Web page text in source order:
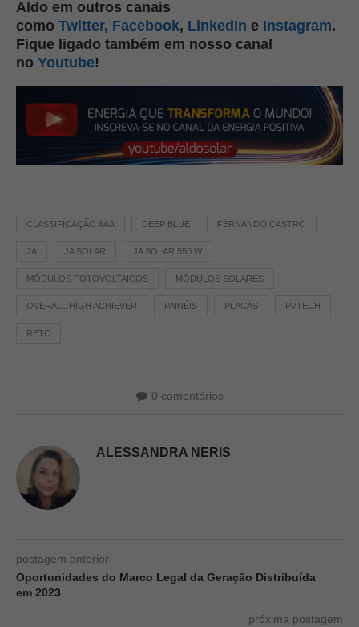
Aldo em outros canais
como Twitter, Facebook, LinkedIn e Instagram.
Fique ligado também em nosso canal
no Youtube!
CLASSIFICAÇÃO AAA DEEP BLUE FERNANDO CASTRO
JA JA SOLAR JA SOLAR 550 W
MÓDULOS FOTOVOLTAICOS MÓDULOS SOLARES
OVERALL HIGH ACHIEVER PAINÉIS PLACAS PVTECH
RETC
0 comentários
ALESSANDRA NERIS
postagem anterior
Oportunidades do Marco Legal da Geração Distribuída
em 2023
próxima postagem